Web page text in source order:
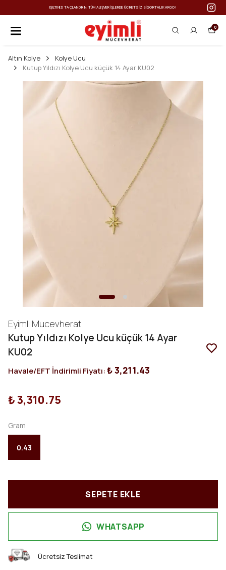
IŞILTINIZI TAÇLANDIRIN: TÜM ALIŞVERIŞLERDE ÜCRETSIZ SIGORTALI KARGO!
0
Altın Kolye
Kolye Ucu
Kutup Yıldızı Kolye Ucu küçük 14 Ayar KU02
Eyimli Mucevherat
Kutup Yıldızı Kolye Ucu küçük 14 Ayar
KU02
Havale/EFT İndirimli Fiyatı:₺ 3,211.43
₺ 3,310.75
Gram
0.43
SEPETE EKLE
WHATSAPP
Ücretsiz Teslimat